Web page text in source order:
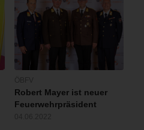
Robert Mayer ist neuer
Feuerwehrpräsident